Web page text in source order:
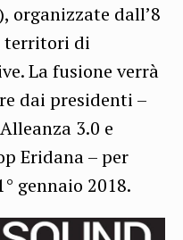
organizzate dall’8
territori di
La fusione verrà
dai presidenti –
3.0 e
Eridana – per
gennaio 2018.